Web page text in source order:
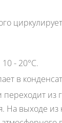
- 20°С.
в
из
На выходе из